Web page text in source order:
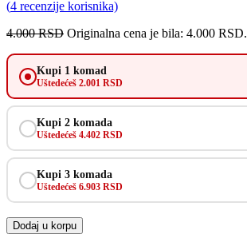
(4 recenzije korisnika)
4.000RSD Originalna cena je bila: 4.000 RSD.
Kupi 1 komad
Uštedećeš 2.001 RSD
Kupi 2 komada
Uštedećeš 4.402 RSD
Kupi 3 komada
Uštedećeš 6.903 RSD
Dodaj u korpu